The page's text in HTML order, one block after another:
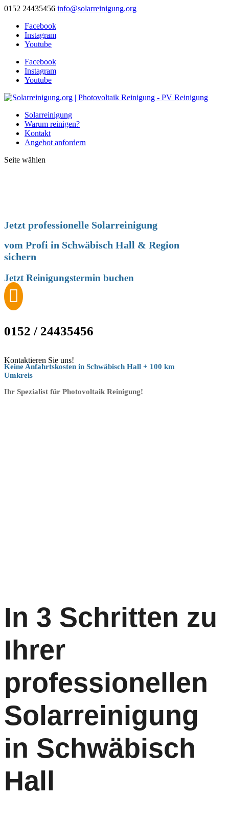
0152 24435456 info@solarreinigung.org
Facebook
Instagram
Youtube
Facebook
Instagram
Youtube
Solarreinigung
Warum reinigen?
Kontakt
Angebot anfordern
Seite wählen
Jetzt professionelle Solarreinigung
vom Profi in Schwäbisch Hall & Region
sichern
Jetzt Reinigungstermin buchen

0152 / 24435456
Kontaktieren Sie uns!
Keine Anfahrtskosten in Schwäbisch Hall + 100 km
Umkreis
Ihr Spezialist für Photovoltaik Reinigung!
In 3 Schritten zu
Ihrer
professionellen
Solarreinigung
in Schwäbisch
Hall